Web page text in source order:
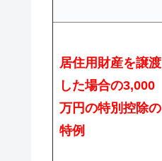
居住用財産を譲渡
した場合の3,000
万円の特別控除の
特例